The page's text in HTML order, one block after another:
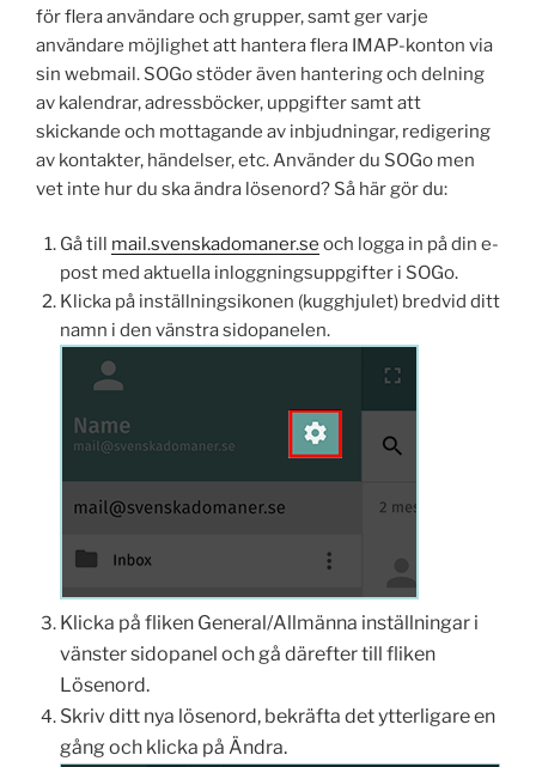
för flera användare och grupper, samt ger varje
användare möjlighet att hantera flera IMAP-konton via
sin webmail. SOGo stöder även hantering och delning
av kalendrar, adressböcker, uppgifter samt att
skickande och mottagande av inbjudningar, redigering
av kontakter, händelser, etc. Använder du SOGo men
vet inte hur du ska ändra lösenord? Så här gör du:
Gå till mail.svenskadomaner.se och logga in på din e-
post med aktuella inloggningsuppgifter i SOGo.
Klicka på inställningsikonen (kugghjulet) bredvid ditt
namn i den vänstra sidopanelen.
Klicka på fliken General/Allmänna inställningar i
vänster sidopanel och gå därefter till fliken
Lösenord.
Skriv ditt nya lösenord, bekräfta det ytterligare en
gång och klicka på Ändra.